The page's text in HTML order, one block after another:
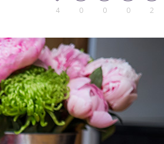
4 0 0 0 2